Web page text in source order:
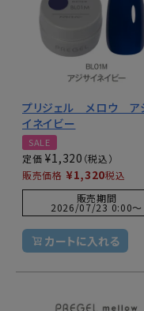
プリジェル メロウ ア
イネイビー
SALE
定価 ¥1,320
販売価格 ¥1,320税込
販売期間
2026/07/23 0:00〜
カートに入れる